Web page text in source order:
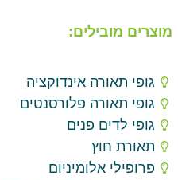
מוצרים מובילים:
גופי תאורה אינדוקציה
גופי תאורה פלורסנטים
גופי לדים פנים
תאורת חוץ
פרופילי אלומיניום